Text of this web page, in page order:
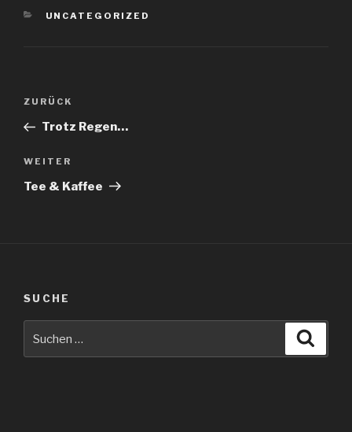
KATEGORIEN
UNCATEGORIZED
Beitragsnavigation
Vorheriger
Beitrag
ZURÜCK
Trotz Regen…
Nächster
Beitrag
WEITER
Tee & Kaffee
SUCHE
nach: